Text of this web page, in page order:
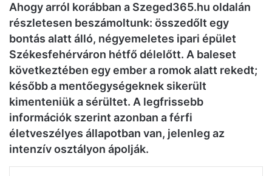
Ahogy arról korábban a Szeged365.hu oldalán
részletesen beszámoltunk: összedőlt egy
bontás alatt álló, négyemeletes ipari épület
Székesfehérváron hétfő délelőtt. A baleset
következtében egy ember a romok alatt rekedt;
később a mentőegységeknek sikerült
kimenteniük a sérültet. A legfrissebb
információk szerint azonban a férfi
életveszélyes állapotban van, jelenleg az
intenzív osztályon ápolják.